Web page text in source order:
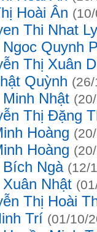
Hoài Ân
Thi Nhat Ly
Quynh
Thị Xuân
Quỳnh
Nhật
Thị Đặng
Hoàng
Hoàng
Bích Ngà (12/
Nhật
Thị Hoài
Trí (01/10/